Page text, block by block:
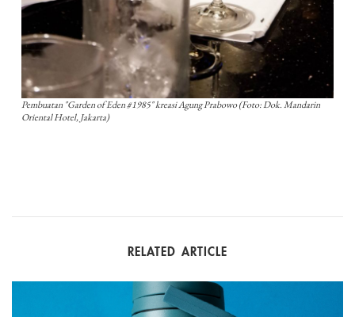
Pembuatan "Garden of Eden #1985" kreasi Agung Prabowo (Foto: Dok. Mandarin
Oriental Hotel, Jakarta)
RELATED ARTICLE